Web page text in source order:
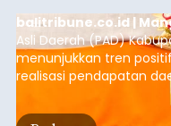
Blusukan di
Sutjidra
Rusak